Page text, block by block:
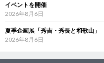
イベントを開催
2026年8月6日
夏季企画展「秀吉・秀長と和歌山
2026年8月6日